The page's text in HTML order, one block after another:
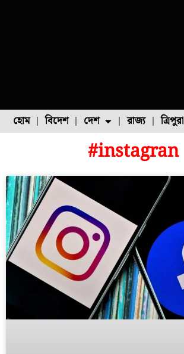
হোম বিদেশ দেশ
ফুল চাষ ফল চাষ
রাজ্য ত্রিপুরা
#instagran